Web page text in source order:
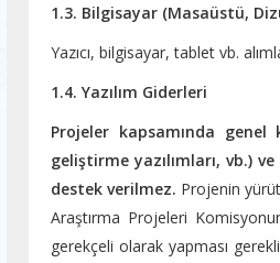
1.3. Bilgisayar (Masaüstü,
Yazıcı, bilgisayar, tablet vb.
1.4. Yazılım Giderleri
Projeler kapsamında
geliştirme yazılımları, vb.)
destek verilmez. Projenin
Araştırma Projeleri
gerekçeli olarak yapması